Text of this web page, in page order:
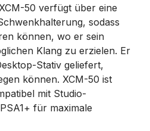
50 verfügt über eine
sodass
können, wo er sein
Klang zu erzielen. Er
Stativ geliefert,
können. XCM-50 ist
mit Studio-
für maximale